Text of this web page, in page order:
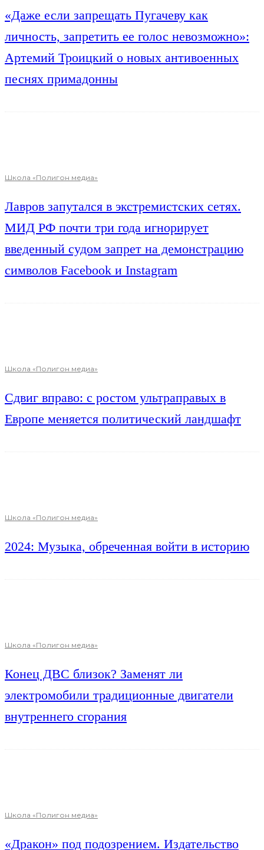
«Даже если запрещать Пугачеву как
личность, запретить ее голос невозможно»:
Артемий Троицкий о новых антивоенных
песнях примадонны
Школа «Полигон медиа»
Лавров запутался в экстремистских сетях.
МИД РФ почти три года игнорирует
введенный судом запрет на демонстрацию
символов Facebook и Instagram
Школа «Полигон медиа»
Сдвиг вправо: с ростом ультраправых в
Европе меняется политический ландшафт
Школа «Полигон медиа»
2024: Музыка, обреченная войти в историю
Школа «Полигон медиа»
Конец ДВС близок? Заменят ли
электромобили традиционные двигатели
внутреннего сгорания
Школа «Полигон медиа»
«Дракон» под подозрением. Издательство